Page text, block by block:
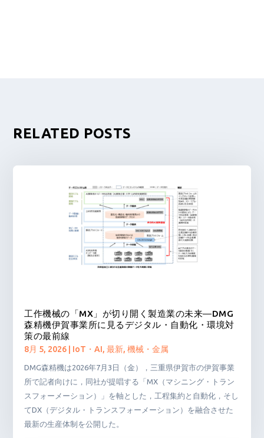
RELATED POSTS
工作機械の「MX」が切り開く製造業の未来―DMG
森精機伊賀事業所に見るデジタル・自動化・環境対
策の最前線
8月 5, 2026 | IoT・AI,最新,機械・金属
DMG森精機は2026年7月3日（金），三重県伊賀市の伊賀事業
所で記者向けに，同社が提唱する「MX（マシニング・トラン
スフォーメーション）」を軸とした，工程集約と自動化，そし
てDX（デジタル・トランスフォーメーション）を融合させた
最新の生産体制を公開した。